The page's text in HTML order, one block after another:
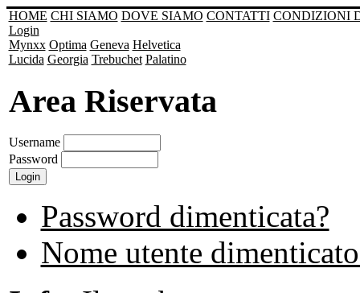
HOME CHI SIAMO DOVE SIAMO CONTATTI CONDIZIONI
Login
Mynxx Optima Geneva Helvetica
Lucida Georgia Trebuchet Palatino
Area Riservata
Username
Password
Password dimenticata?
Nome utente